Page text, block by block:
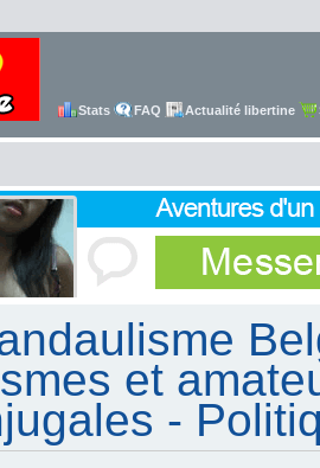
Stats FAQ Actualité libertine
et
-